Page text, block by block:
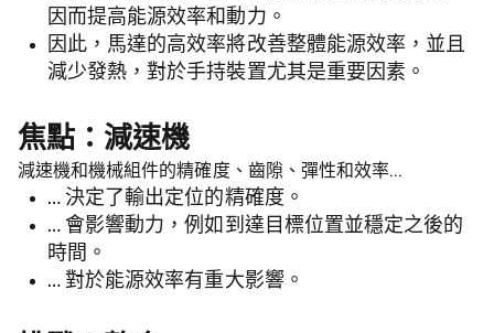
因而提高能源效率和動力。
因此，馬達的高效率將改善整體能源效率，並且
減少發熱，對於手持裝置尤其是重要因素。
焦點：減速機
減速機和機械組件的精確度、齒隙、彈性和效率…
… 決定了輸出定位的精確度。
… 會影響動力，例如到達目標位置並穩定之後的
時間。
… 對於能源效率有重大影響。